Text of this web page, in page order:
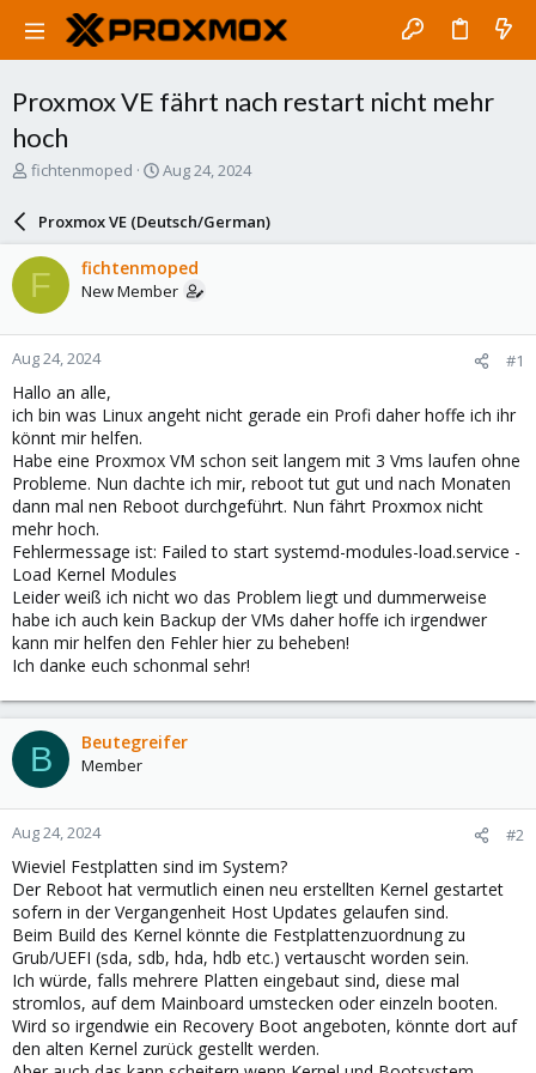
Proxmox VE fährt nach restart nicht mehr
hoch
T
a
d
s
t
a
r
t
e
r
fichtenmoped
S
a
r
d
a
e
Aug 24, 2024
Proxmox VE (Deutsch/German)
F fichtenmoped
New Member
Aug 24, 2024 #1
Hallo an alle,
ich bin was Linux angeht nicht gerade ein Profi daher hoffe ich ihr
könnt mir helfen.
Habe eine Proxmox VM schon seit langem mit 3 Vms laufen ohne
Probleme. Nun dachte ich mir, reboot tut gut und nach Monaten
dann mal nen Reboot durchgeführt. Nun fährt Proxmox nicht
mehr hoch.
Fehlermessage ist: Failed to start systemd-modules-load.service -
Load Kernel Modules
Leider weiß ich nicht wo das Problem liegt und dummerweise
habe ich auch kein Backup der VMs daher hoffe ich irgendwer
kann mir helfen den Fehler hier zu beheben!
Ich danke euch schonmal sehr!
B Beutegreifer
Member
Aug 24, 2024 #2
Wieviel Festplatten sind im System?
Der Reboot hat vermutlich einen neu erstellten Kernel gestartet
sofern in der Vergangenheit Host Updates gelaufen sind.
Beim Build des Kernel könnte die Festplattenzuordnung zu
Grub/UEFI (sda, sdb, hda, hdb etc.) vertauscht worden sein.
Ich würde, falls mehrere Platten eingebaut sind, diese mal
stromlos, auf dem Mainboard umstecken oder einzeln booten.
Wird so irgendwie ein Recovery Boot angeboten, könnte dort auf
den alten Kernel zurück gestellt werden.